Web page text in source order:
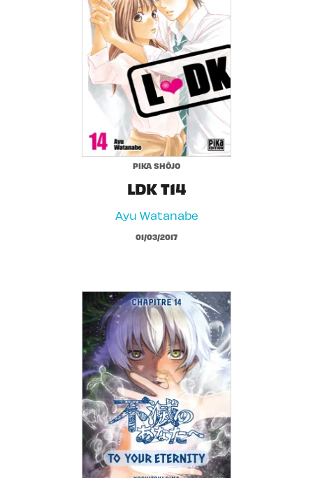
PIKA SHÔJO
LDK T14
Ayu Watanabe
01/03/2017